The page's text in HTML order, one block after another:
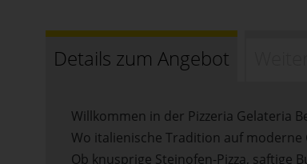
Details zum Angebot
Willkommen in der Pizzeria Gelateria
Wo italienische Tradition auf moderne
Ob knusprige Steinofen-Pizza, saftige